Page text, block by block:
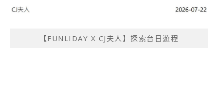
【FUNLIDAY X CJ夫人】探索台日遊程